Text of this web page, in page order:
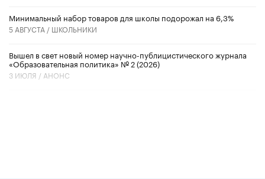
Минимальный набор товаров для школы подорожал на 6,3%
5 АВГУСТА / ШКОЛЬНИКИ
Вышел в свет новый номер научно-публицистического журнала
«Образовательная политика» № 2 (2026)
3 ИЮЛЯ / АНОНС